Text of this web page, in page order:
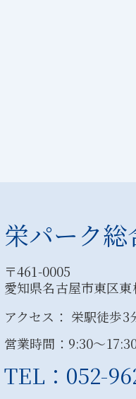
栄パーク
〒461-0005
愛知県名古屋市東区
アクセス： 栄駅徒歩
営業時間：9:30〜
TEL：052-